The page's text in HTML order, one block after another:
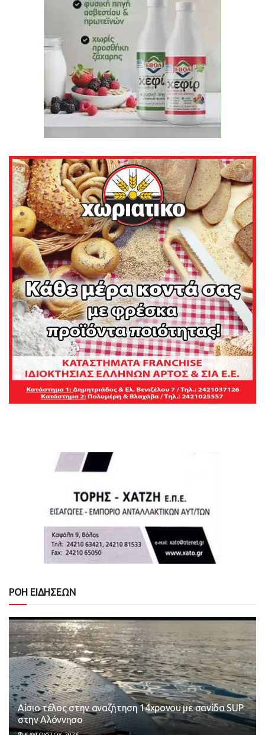
ΡΟΗ ΕΙΔΗΣΕΩΝ
Αίσιο τέλος στην αναζήτηση 14χρονου με σανίδα SUP
στην Αλόννησο